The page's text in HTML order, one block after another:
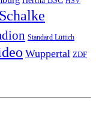
Schalke
Standard Lüttich
Wuppertal ZDF